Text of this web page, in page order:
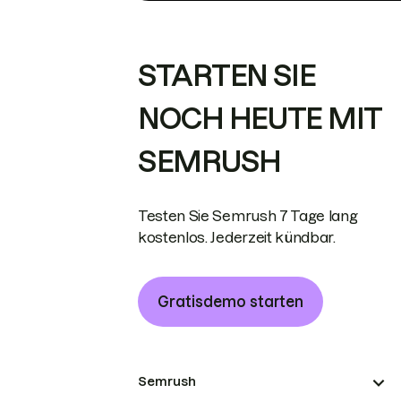
STARTEN SIE
NOCH HEUTE MIT
SEMRUSH
Testen Sie Semrush 7 Tage lang
kostenlos. Jederzeit kündbar.
Gratisdemo starten
Semrush